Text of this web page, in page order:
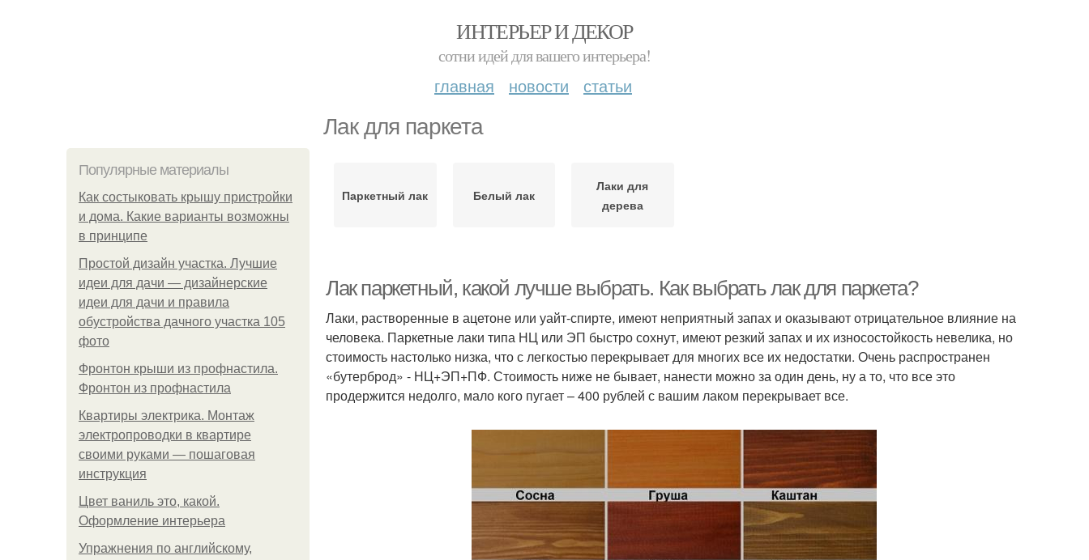
ИНТЕРЬЕР И ДЕКОР
сотни идей для вашего интерьера!
главная новости статьи
Лак для паркета
Популярные материалы
Как состыковать крышу пристройки
и дома. Какие варианты возможны
в принципе
Простой дизайн участка. Лучшие
идеи для дачи — дизайнерские
идеи для дачи и правила
обустройства дачного участка 105
фото
Фронтон крыши из профнастила.
Фронтон из профнастила
Квартиры электрика. Монтаж
электропроводки в квартире
своими руками — пошаговая
инструкция
Цвет ваниль это, какой.
Оформление интерьера
Упражнения по английскому,
Паркетный лак Белый лак
Лаки для
дерева
Лак паркетный, какой лучше выбрать. Как выбрать лак для паркета?
Лаки, растворенные в ацетоне или уайт-спирте, имеют неприятный запах и оказывают отрицательное влияние на
человека. Паркетные лаки типа НЦ или ЭП быстро сохнут, имеют резкий запах и их износостойкость невелика, но
стоимость настолько низка, что с легкостью перекрывает для многих все их недостатки. Очень распространен
«бутерброд» - НЦ+ЭП+ПФ. Стоимость ниже не бывает, нанести можно за один день, ну а то, что все это
продержится недолго, мало кого пугает – 400 рублей с вашим лаком перекрывает все.